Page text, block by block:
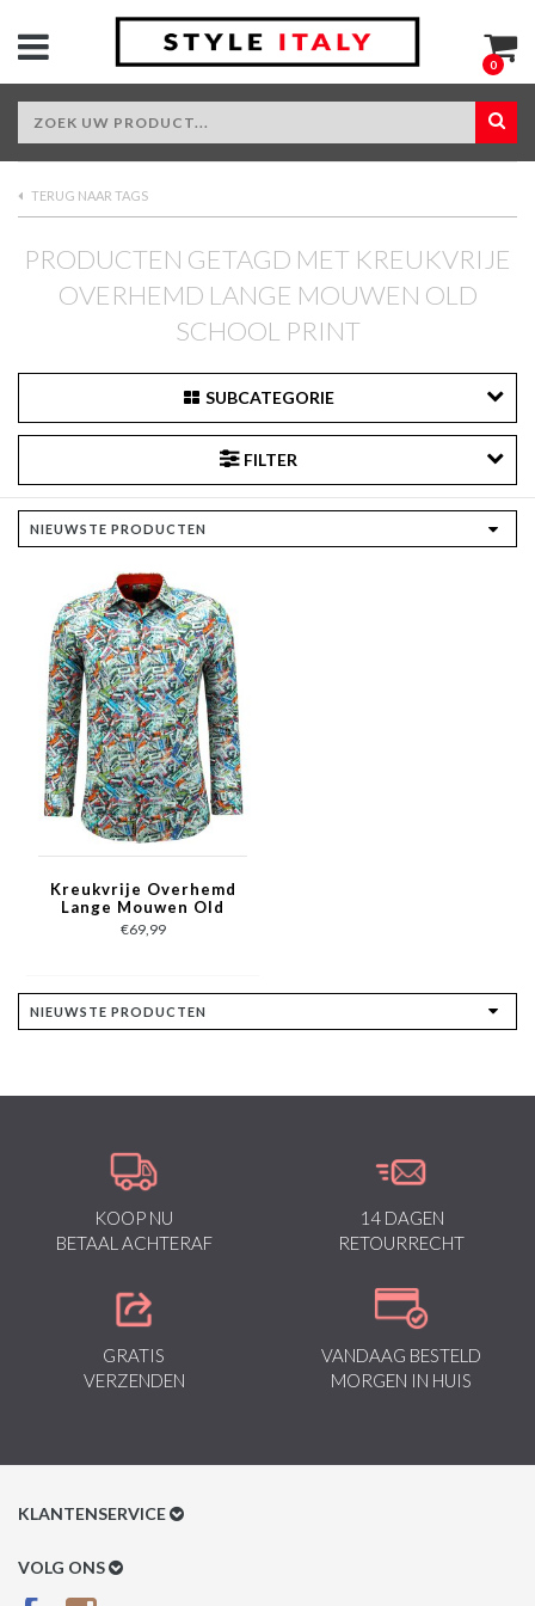
0
TERUG NAAR TAGS
PRODUCTEN GETAGD MET KREUKVRIJE
OVERHEMD LANGE MOUWEN OLD
SCHOOL PRINT
SUBCATEGORIE
FILTER
Kreukvrije Overhemd
Lange Mouwen Old
School Print- 3139 -
Oranje
€69,99
KOOP NU
BETAAL ACHTERAF
14 DAGEN
RETOURRECHT
GRATIS
VERZENDEN
VANDAAG BESTELD
MORGEN IN HUIS
KLANTENSERVICE
Klantenservice
Betaalmethoden
VOLG ONS